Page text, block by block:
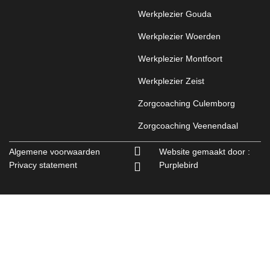
Werkplezier Gouda
Werkplezier Woerden
Werkplezier Montfoort
Werkplezier Zeist
Zorgcoaching Culemborg
Zorgcoaching Veenendaal
Algemene voorwaarden
Privacy statement
Website gemaakt door :
Purplebird